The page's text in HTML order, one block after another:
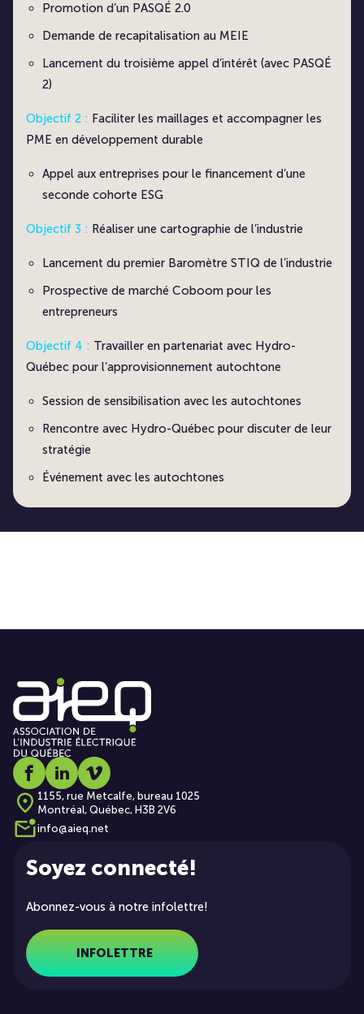
Promotion d’un PASQÉ 2.0
Demande de recapitalisation au MEIE
Lancement du troisième appel d’intérêt (avec PASQÉ
2)
Objectif 2 : Faciliter les maillages et accompagner les
PME en développement durable
Appel aux entreprises pour le financement d’une
seconde cohorte ESG
Objectif 3 : Réaliser une cartographie de l’industrie
Lancement du premier Baromètre STIQ de l’industrie
Prospective de marché Coboom pour les
entrepreneurs
Objectif 4 : Travailler en partenariat avec Hydro-
Québec pour l’approvisionnement autochtone
Session de sensibilisation avec les autochtones
Rencontre avec Hydro-Québec pour discuter de leur
stratégie
Événement avec les autochtones
Social media link icon-facebook
Social media link icon-linkedin
Social media link icon-vimeo
1155, rue Metcalfe, bureau 1025
Montréal, Québec, H3B 2V6
info@aieq.net
Soyez connecté!
Abonnez-vous à notre infolettre!
INFOLETTRE